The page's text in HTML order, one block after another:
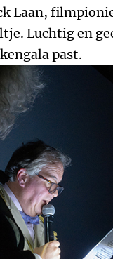
Laan,
Luchtig en
past.